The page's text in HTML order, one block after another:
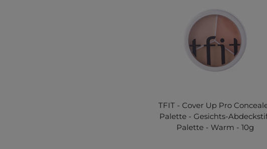
TFIT - Cover Up Pro
Palette - Gesichts-
Palette - Warm - 10g